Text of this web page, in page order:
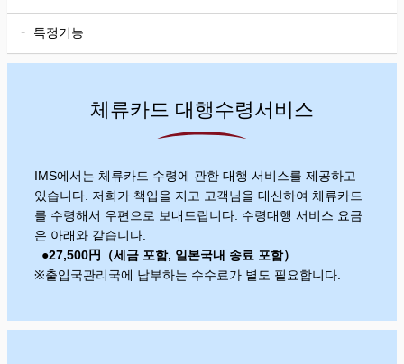
특정기능
체류카드 대행수령서비스
IMS에서는 체류카드 수령에 관한 대행 서비스를 제공하고
있습니다. 저희가 책입을 지고 고객님을 대신하여 체류카드
를 수령해서 우편으로 보내드립니다. 수령대행 서비스 요금
은 아래와 같습니다.
●27,500円（세금 포함, 일본국내 송료 포함）
※출입국관리국에 납부하는 수수료가 별도 필요합니다.